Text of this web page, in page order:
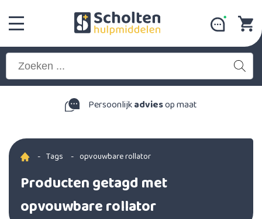
Persoonlijkadviesop maat
- Tags - opvouwbare rollator
Producten getagd met
opvouwbare rollator